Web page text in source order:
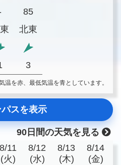
85
北東
3
を赤、最低気温を青としています。
パスを表示
90日間の天気を見る
8/11
(火)
8/12
(水)
8/13
(木)
8/14
(金)